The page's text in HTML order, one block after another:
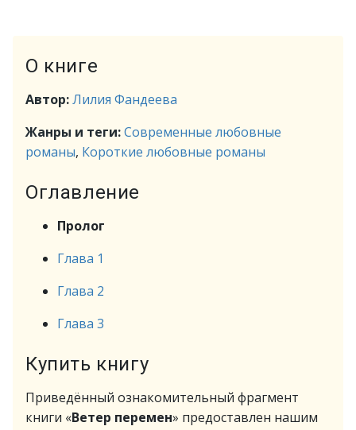
О книге
Автор:Лилия Фандеева
Жанры и теги:Современные любовные
романы, Короткие любовные романы
Оглавление
Пролог
Глава 1
Глава 2
Глава 3
Купить книгу
Приведённый ознакомительный фрагмент
книги «Ветер перемен» предоставлен нашим